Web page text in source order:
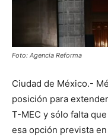
Foto: Agencia Reforma
Ciudad de México.-
posición para
T-MEC y sólo falta
esa opción prevista